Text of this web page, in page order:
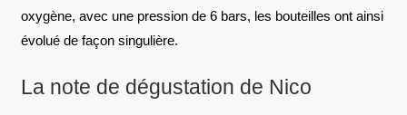
oxygène, avec une pression de 6 bars, les bouteilles ont ainsi
évolué de façon singulière.
La note de dégustation de Nico